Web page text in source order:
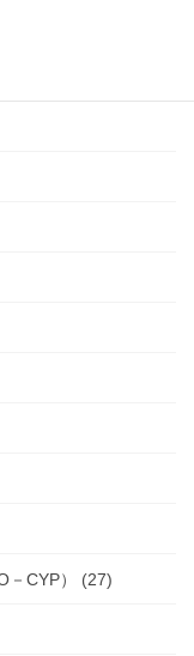
－CYP） (27)